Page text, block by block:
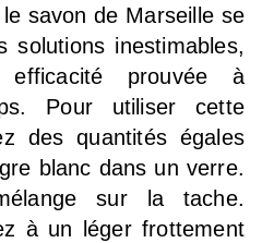
savon de Marseille se
solutions inestimables,
efficacité prouvée à
Pour utiliser cette
des quantités égales
blanc dans un verre.
sur la tache.
à un léger frottement